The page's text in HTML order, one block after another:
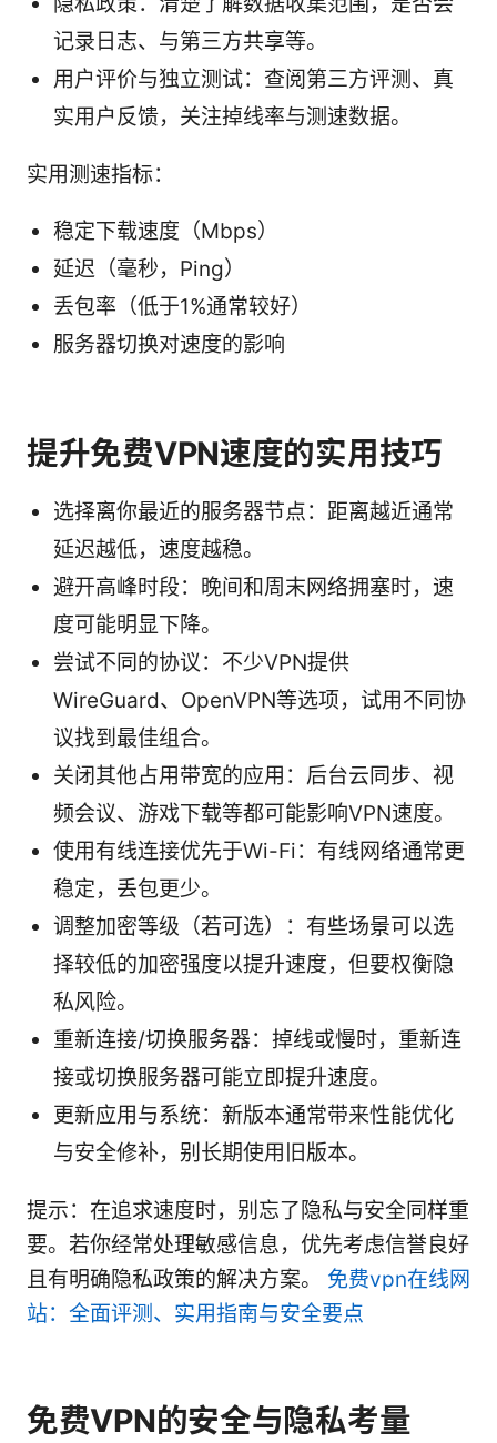
记录日志、与第三方共享等。
用户评价与独立测试：查阅第三方评测、真
实用户反馈，关注掉线率与测速数据。
实用测速指标：
稳定下载速度（Mbps）
延迟（毫秒，Ping）
丢包率（低于1%通常较好）
服务器切换对速度的影响
提升免费VPN速度的实用技巧
选择离你最近的服务器节点：距离越近通常
延迟越低，速度越稳。
避开高峰时段：晚间和周末网络拥塞时，速
度可能明显下降。
尝试不同的协议：不少VPN提供
WireGuard、OpenVPN等选项，试用不同协
议找到最佳组合。
关闭其他占用带宽的应用：后台云同步、视
频会议、游戏下载等都可能影响VPN速度。
使用有线连接优先于Wi-Fi：有线网络通常更
稳定，丢包更少。
调整加密等级（若可选）：有些场景可以选
择较低的加密强度以提升速度，但要权衡隐
私风险。
重新连接/切换服务器：掉线或慢时，重新连
接或切换服务器可能立即提升速度。
更新应用与系统：新版本通常带来性能优化
与安全修补，别长期使用旧版本。
提示：在追求速度时，别忘了隐私与安全同样重
要。若你经常处理敏感信息，优先考虑信誉良好
且有明确隐私政策的解决方案。 免费vpn在线网
站：全面评测、实用指南与安全要点
免费VPN的安全与隐私考量